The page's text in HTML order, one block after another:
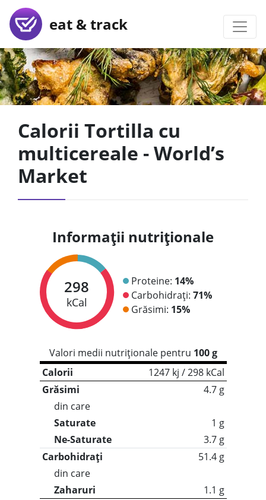
eat & track
Calorii Tortilla cu
multicereale - World’s
Market
Informații nutriționale
298
kCal
Proteine: 14%
Carbohidrați: 71%
Grăsimi: 15%
Valori medii nutriționale pentru 100 g
Calorii
1247 kj / 298 kCal
Grăsimi
4.7 g
din care
Saturate
1 g
Ne-Saturate
3.7 g
Carbohidrați
51.4 g
din care
Zaharuri
1.1 g